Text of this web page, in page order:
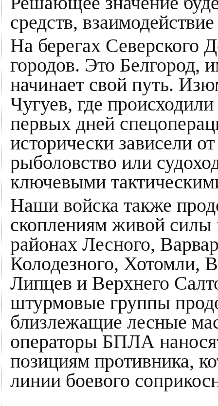
средств,
На берегах Северского
городов. Это Белгород,
начинает свой путь.
Чугуев, где
первых дней
исторически зависели
рыболовство или
ключевыми
Наши войска также
скоплениям живой силы
районах Лесного,
Колодезного, Хотомли,
Липцев и Верхнего
штурмовые группы
близлежащие лесные
операторы БПЛА
позициям противника,
линии боевого